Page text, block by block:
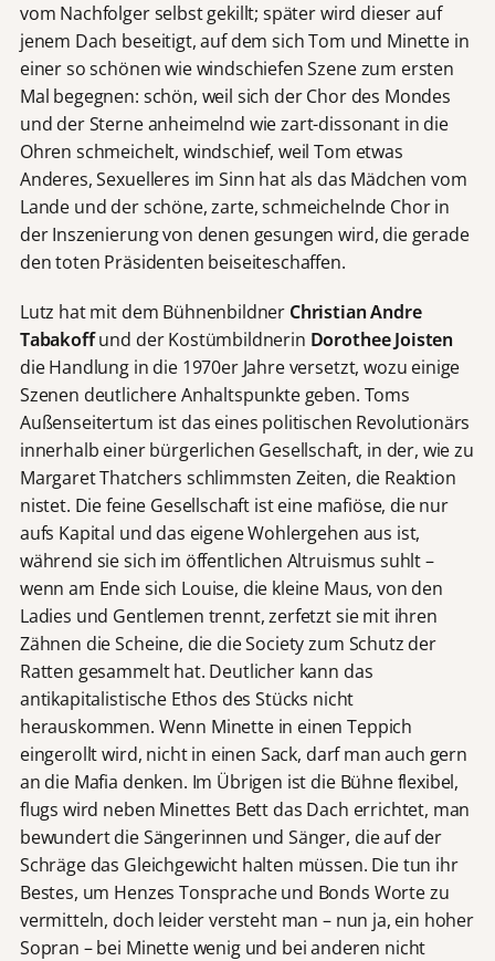
vom Nachfolger selbst gekillt; später wird dieser auf
jenem Dach beseitigt, auf dem sich Tom und Minette in
einer so schönen wie windschiefen Szene zum ersten
Mal begegnen: schön, weil sich der Chor des Mondes
und der Sterne anheimelnd wie zart-dissonant in die
Ohren schmeichelt, windschief, weil Tom etwas
Anderes, Sexuelleres im Sinn hat als das Mädchen vom
Lande und der schöne, zarte, schmeichelnde Chor in
der Inszenierung von denen gesungen wird, die gerade
den toten Präsidenten beiseiteschaffen.
Lutz hat mit dem Bühnenbildner Christian Andre
Tabakoffund der Kostümbildnerin Dorothee Joisten
die Handlung in die 1970er Jahre versetzt, wozu einige
Szenen deutlichere Anhaltspunkte geben. Toms
Außenseitertum ist das eines politischen Revolutionärs
innerhalb einer bürgerlichen Gesellschaft, in der, wie zu
Margaret Thatchers schlimmsten Zeiten, die Reaktion
nistet. Die feine Gesellschaft ist eine mafiöse, die nur
aufs Kapital und das eigene Wohlergehen aus ist,
während sie sich im öffentlichen Altruismus suhlt –
wenn am Ende sich Louise, die kleine Maus, von den
Ladies und Gentlemen trennt, zerfetzt sie mit ihren
Zähnen die Scheine, die die Society zum Schutz der
Ratten gesammelt hat. Deutlicher kann das
antikapitalistische Ethos des Stücks nicht
herauskommen. Wenn Minette in einen Teppich
eingerollt wird, nicht in einen Sack, darf man auch gern
an die Mafia denken. Im Übrigen ist die Bühne flexibel,
flugs wird neben Minettes Bett das Dach errichtet, man
bewundert die Sängerinnen und Sänger, die auf der
Schräge das Gleichgewicht halten müssen. Die tun ihr
Bestes, um Henzes Tonsprache und Bonds Worte zu
vermitteln, doch leider versteht man – nun ja, ein hoher
Sopran – bei Minette wenig und bei anderen nicht